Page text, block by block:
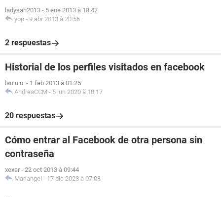
ladysan2013 - 5 ene 2013 à 18:47
yop - 9 abr 2013 à 20:56
2 respuestas
Historial de los perfiles visitados en facebook
lau.u.u. - 1 feb 2013 à 01:25
AndreaCCM - 5 jun 2020 à 18:17
20 respuestas
Cómo entrar al Facebook de otra persona sin
contraseña
xexer - 22 oct 2013 à 09:44
Mariangel - 17 dic 2023 à 07:08